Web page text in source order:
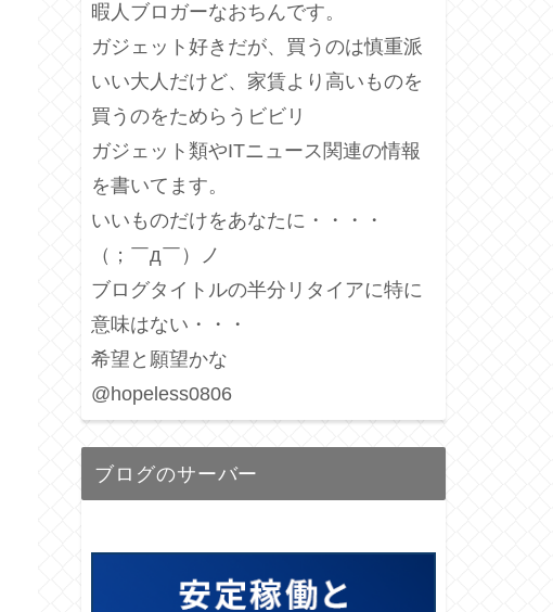
暇人ブロガーなおちんです。
ガジェット好きだが、買うのは慎重派
いい大人だけど、家賃より高いものを
買うのをためらうビビリ
ガジェット類やITニュース関連の情報
を書いてます。
いいものだけをあなたに・・・・
（；￣д￣）ノ
ブログタイトルの半分リタイアに特に
意味はない・・・
希望と願望かな
@hopeless0806
ブログのサーバー